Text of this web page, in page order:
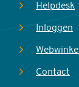
Helpdesk
Inloggen
Webwinkel
Contact